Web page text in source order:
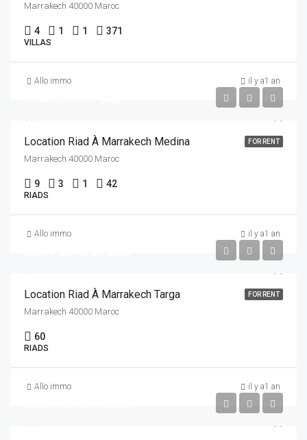
Marrakech 40000 Maroc
4 1 1 371
VILLAS
Allo immo il y a1 an
FOR RENT
Location Riad À Marrakech Medina
Marrakech 40000 Maroc
9 3 1 42
RIADS
Allo immo il y a1 an
FOR RENT
Location Riad À Marrakech Targa
Marrakech 40000 Maroc
60
RIADS
Allo immo il y a1 an